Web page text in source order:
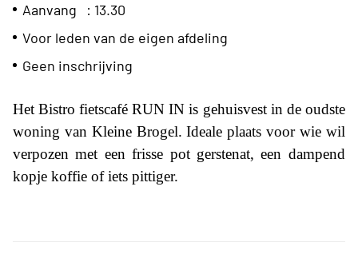
Aanvang : 13.30
Voor leden van de eigen afdeling
Geen inschrijving
Het Bistro fietscafé RUN IN is gehuisvest in de oudste
woning van Kleine Brogel. Ideale plaats voor wie wil
verpozen met een frisse pot gerstenat, een dampend
kopje koffie of iets pittiger.